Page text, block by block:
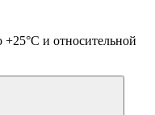
+25°С и относительной